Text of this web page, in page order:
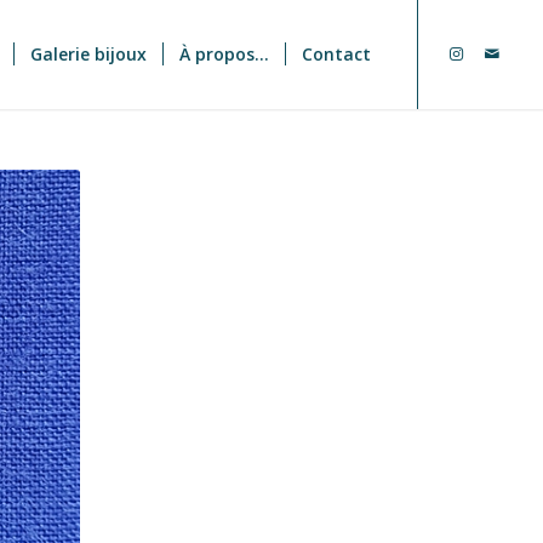
Galerie bijoux À propos… Contact